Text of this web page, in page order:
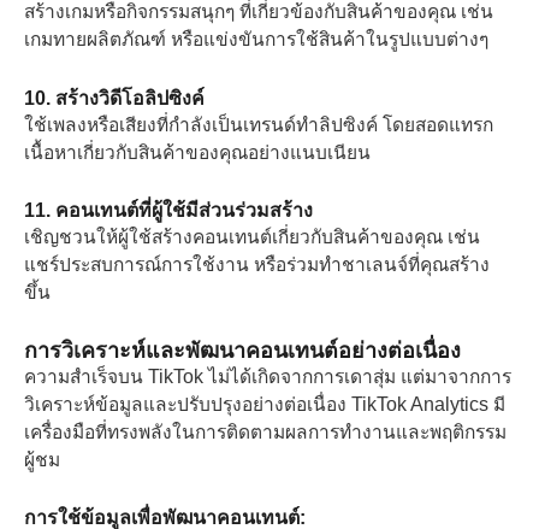
สร้างเกมหรือกิจกรรมสนุกๆ ที่เกี่ยวข้องกับสินค้าของคุณ เช่น
เกมทายผลิตภัณฑ์ หรือแข่งขันการใช้สินค้าในรูปแบบต่างๆ
10. สร้างวิดีโอลิปซิงค์
ใช้เพลงหรือเสียงที่กำลังเป็นเทรนด์ทำลิปซิงค์ โดยสอดแทรก
เนื้อหาเกี่ยวกับสินค้าของคุณอย่างแนบเนียน
11. คอนเทนต์ที่ผู้ใช้มีส่วนร่วมสร้าง
เชิญชวนให้ผู้ใช้สร้างคอนเทนต์เกี่ยวกับสินค้าของคุณ เช่น
แชร์ประสบการณ์การใช้งาน หรือร่วมทำชาเลนจ์ที่คุณสร้าง
ขึ้น
การวิเคราะห์และพัฒนาคอนเทนต์อย่างต่อเนื่อง
ความสำเร็จบน TikTok ไม่ได้เกิดจากการเดาสุ่ม แต่มาจากการ
วิเคราะห์ข้อมูลและปรับปรุงอย่างต่อเนื่อง TikTok Analytics มี
เครื่องมือที่ทรงพลังในการติดตามผลการทำงานและพฤติกรรม
ผู้ชม
การใช้ข้อมูลเพื่อพัฒนาคอนเทนต์: